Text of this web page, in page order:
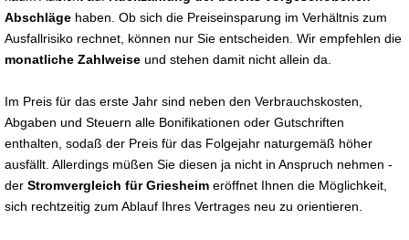
Abschläge haben. Ob sich die Preiseinsparung im Verhältnis zum
Ausfallrisiko rechnet, können nur Sie entscheiden. Wir empfehlen die
monatliche Zahlweise und stehen damit nicht allein da.
Im Preis für das erste Jahr sind neben den Verbrauchskosten,
Abgaben und Steuern alle Bonifikationen oder Gutschriften
enthalten, sodaß der Preis für das Folgejahr naturgemäß höher
ausfällt. Allerdings müßen Sie diesen ja nicht in Anspruch nehmen -
der Stromvergleich für Griesheim eröffnet Ihnen die Möglichkeit,
sich rechtzeitig zum Ablauf Ihres Vertrages neu zu orientieren.